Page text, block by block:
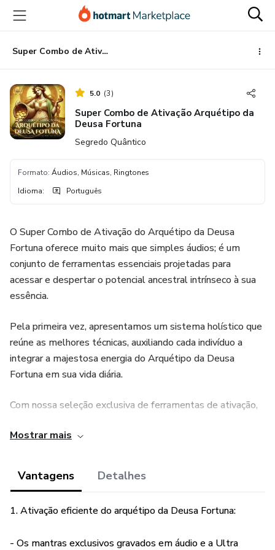
para
conteúdo
principal
para
pagamento
para
rodapé
Super Combo de Ativação Arquétipo da Deusa Fortuna
5.0 (3)
Super Combo de Ativação Arquétipo da
Deusa Fortuna
Segredo Quântico
Formato: Áudios, Músicas, Ringtones
Idioma: Português
O Super Combo de Ativação do Arquétipo da Deusa
Fortuna oferece muito mais que simples áudios; é um
conjunto de ferramentas essenciais projetadas para
acessar e despertar o potencial ancestral intrínseco à sua
essência.
Pela primeira vez, apresentamos um sistema holístico que
reúne as melhores técnicas, auxiliando cada indivíduo a
integrar a majestosa energia do Arquétipo da Deusa
Fortuna em sua vida diária.
Com nossa seleção exclusiva de ferramentas de ativação,
e amplificado, proporcionando a você uma experiência
Confira a seguir as ferramentas que você receberá:
- 🌀 Ultra Biokinese de Ativação: Desbloqueie seu
Mostrar mais
Vantagens Detalhes
1. Ativação eficiente do arquétipo da Deusa Fortuna:
- Os mantras exclusivos gravados em áudio e a Ultra